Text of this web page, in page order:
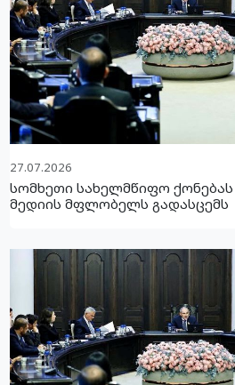
27.07.2026
სომხეთი სახელმწიფო
მედიის მფლობელს გადასცემს